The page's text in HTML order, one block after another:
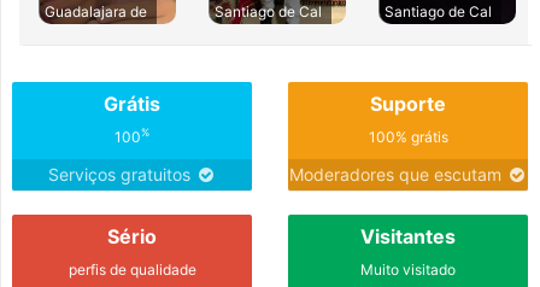
Guadalajara de
Santiago de Cal
Santiago de Cal
Grátis
100%
Serviços gratuitos
Suporte
100% grátis
Moderadores que escutam
Sério
perfis de qualidade
Visitantes
Muito visitado